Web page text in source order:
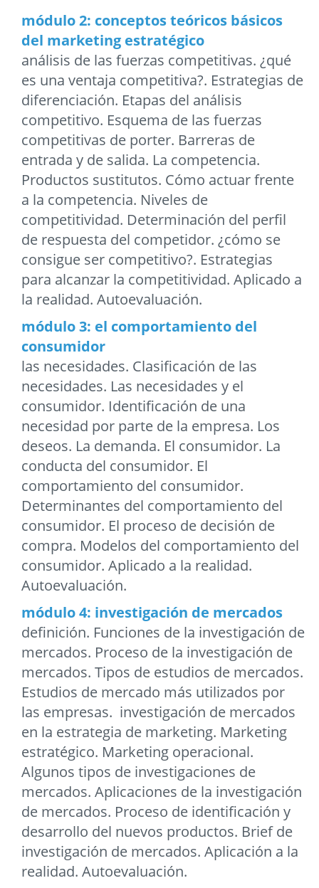
módulo 2: conceptos teóricos básicos
del marketing estratégico
análisis de las fuerzas competitivas. ¿qué
es una ventaja competitiva?. Estrategias de
diferenciación. Etapas del análisis
competitivo. Esquema de las fuerzas
competitivas de porter. Barreras de
entrada y de salida. La competencia.
Productos sustitutos. Cómo actuar frente
a la competencia. Niveles de
competitividad. Determinación del perfil
de respuesta del competidor. ¿cómo se
consigue ser competitivo?. Estrategias
para alcanzar la competitividad. Aplicado a
la realidad. Autoevaluación.
módulo 3: el comportamiento del
consumidor
las necesidades. Clasificación de las
necesidades. Las necesidades y el
consumidor. Identificación de una
necesidad por parte de la empresa. Los
deseos. La demanda. El consumidor. La
conducta del consumidor. El
comportamiento del consumidor.
Determinantes del comportamiento del
consumidor. El proceso de decisión de
compra. Modelos del comportamiento del
consumidor. Aplicado a la realidad.
Autoevaluación.
módulo 4: investigación de mercados
definición. Funciones de la investigación de
mercados. Proceso de la investigación de
mercados. Tipos de estudios de mercados.
Estudios de mercado más utilizados por
las empresas. investigación de mercados
en la estrategia de marketing. Marketing
estratégico. Marketing operacional.
Algunos tipos de investigaciones de
mercados. Aplicaciones de la investigación
de mercados. Proceso de identificación y
desarrollo del nuevos productos. Brief de
investigación de mercados. Aplicación a la
realidad. Autoevaluación.